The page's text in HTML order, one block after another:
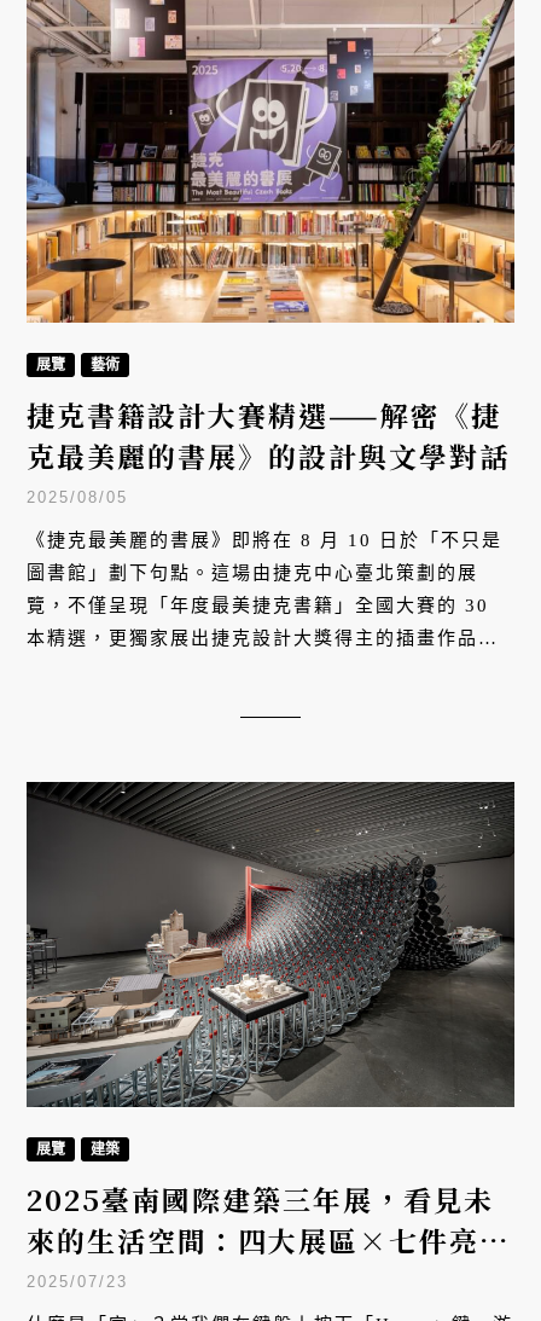
展覽 藝術
捷克書籍設計大賽精選——解密《捷
克最美麗的書展》的設計與文學對話
2025/08/05
《捷克最美麗的書展》即將在 8 月 10 日於「不只是
圖書館」劃下句點。這場由捷克中心臺北策劃的展
覽，不僅呈現「年度最美捷克書籍」全國大賽的 30
本精選，更獨家展出捷克設計大獎得主的插畫作品，
找靈感的最後機會。
展覽 建築
2025臺南國際建築三年展，看見未
來的生活空間：四大展區×七件亮
點，探索未來居住想像
2025/07/23